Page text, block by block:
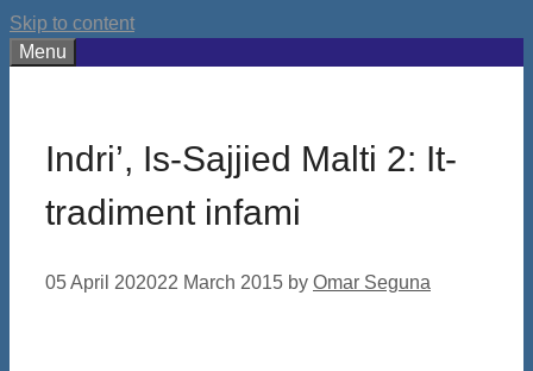
Skip to content
Menu
Indri’, Is-Sajjied Malti 2: It-
tradiment infami
05 April 202022 March 2015 by Omar Seguna